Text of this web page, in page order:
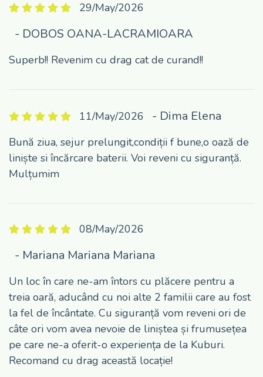
29/May/2026
- DOBOS OANA-LACRAMIOARA
Superb!! Revenim cu drag cat de curand!!
11/May/2026 - Dima Elena
Bună ziua, sejur prelungit,condiții f bune,o oază de
liniște si încărcare baterii. Voi reveni cu siguranță.
Mulțumim
08/May/2026
- Mariana Mariana Mariana
Un loc în care ne-am întors cu plăcere pentru a
treia oară, aducând cu noi alte 2 familii care au fost
la fel de încântate. Cu siguranță vom reveni ori de
câte ori vom avea nevoie de liniștea și frumusețea
pe care ne-a oferit-o experiența de la Kuburi.
Recomand cu drag această locație!